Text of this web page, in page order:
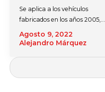
Agosto 9, 2022
Alejandro Márquez
Se aplica a los vehículos
fabricados en los años 2005,…